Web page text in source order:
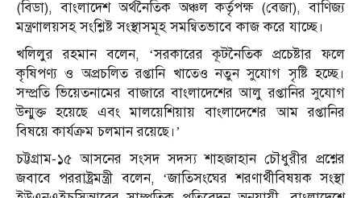
(বিডা), বাংলাদেশ অর্থনৈতিক অঞ্চল কর্তৃপক্ষ (বেজা), বাণিজ্য
মন্ত্রণালয়সহ সংশ্লিষ্ট সংস্থাসমূহ সমন্বিতভাবে কাজ করে যাচ্ছে।
খলিলুর রহমান বলেন, ‘সরকারের কূটনৈতিক প্রচেষ্টার ফলে
কৃষিপণ্য ও অপ্রচলিত রপ্তানি খাতেও নতুন সুযোগ সৃষ্টি হচ্ছে।
সম্প্রতি ভিয়েতনামের বাজারে বাংলাদেশের আলু রপ্তানির সুযোগ
উন্মুক্ত হয়েছে এবং মালয়েশিয়ায় বাংলাদেশের আম রপ্তানির
বিষয়ে কার্যক্রম চলমান রয়েছে।’
চট্টগ্রাম-১৫ আসনের ‍সংসদ সদস্য শাহজাহান চৌধুরীর প্রশ্নের
জবাবে পররাষ্ট্রমন্ত্রী বলেন, ‘জাতিসংঘের শরণার্থীবিষয়ক সংস্থা